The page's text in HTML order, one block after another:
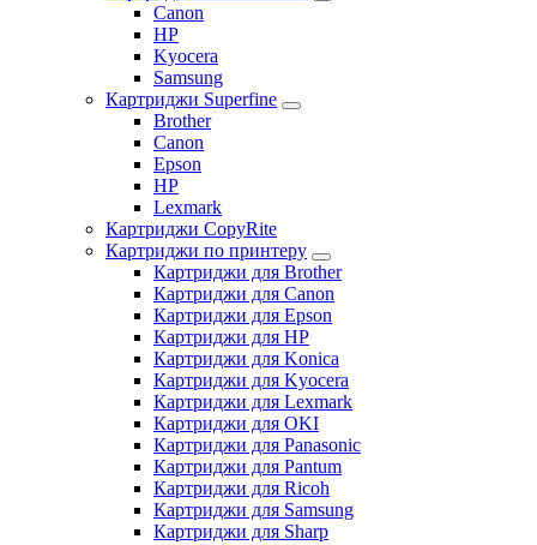
Canon
HP
Kyocera
Samsung
Картриджи Superfine
Brother
Canon
Epson
HP
Lexmark
Картриджи CopyRite
Картриджи по принтеру
Картриджи для Brother
Картриджи для Canon
Картриджи для Epson
Картриджи для HP
Картриджи для Konica
Картриджи для Kyocera
Картриджи для Lexmark
Картриджи для OKI
Картриджи для Panasonic
Картриджи для Pantum
Картриджи для Ricoh
Картриджи для Samsung
Картриджи для Sharp